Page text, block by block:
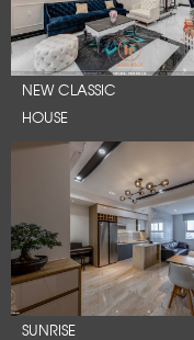
NEW CLASSIC
HOUSE
SUNRISE